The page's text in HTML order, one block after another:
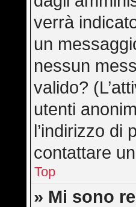
verrà
un
nessun
valido?
utenti
l’indirizzo di
contattare
Top
» Mi sono